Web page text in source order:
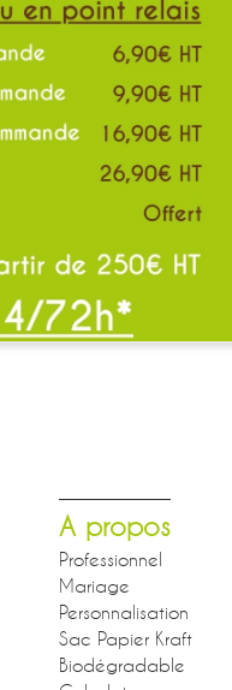
A propos
Professionnel
Mariage
Personnalisation
Sac Papier Kraft
Biodégradable